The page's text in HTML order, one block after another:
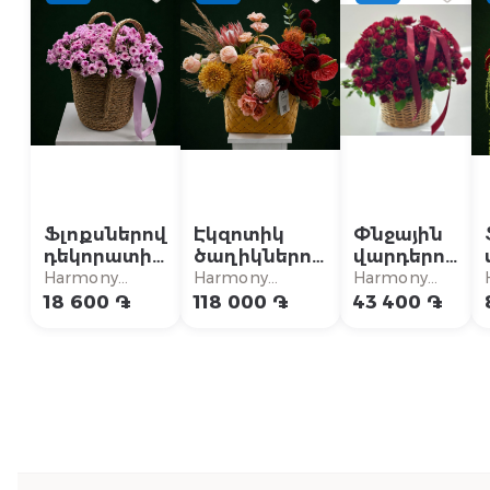
Ֆլոքսներով
դեկորատիվ
զամբյուղ
Harmony
Flowers
18 600 ֏
Էկզոտիկ
ծաղիկներով
կոմպոզիցիա
Harmony
Flowers
118 000 ֏
Փնջային
վարդերով
շքեղ
զամբյուղ
Harmony
Flowers
43 400 ֏